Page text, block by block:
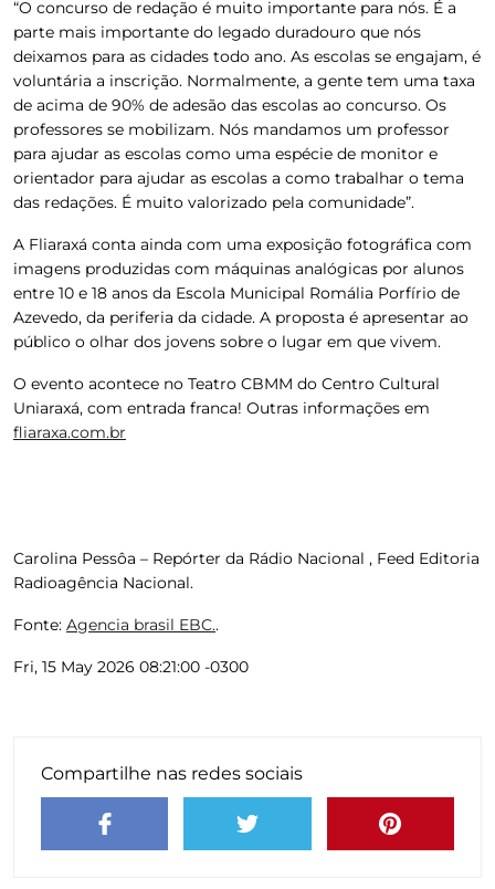
“O concurso de redação é muito importante para nós. É a
parte mais importante do legado duradouro que nós
deixamos para as cidades todo ano. As escolas se engajam, é
voluntária a inscrição. Normalmente, a gente tem uma taxa
de acima de 90% de adesão das escolas ao concurso. Os
professores se mobilizam. Nós mandamos um professor
para ajudar as escolas como uma espécie de monitor e
orientador para ajudar as escolas a como trabalhar o tema
das redações. É muito valorizado pela comunidade”.
A Fliaraxá conta ainda com uma exposição fotográfica com
imagens produzidas com máquinas analógicas por alunos
entre 10 e 18 anos da Escola Municipal Romália Porfírio de
Azevedo, da periferia da cidade. A proposta é apresentar ao
público o olhar dos jovens sobre o lugar em que vivem.
O evento acontece no Teatro CBMM do Centro Cultural
Uniaraxá, com entrada franca! Outras informações em
fliaraxa.com.br
Carolina Pessôa – Repórter da Rádio Nacional , Feed Editoria
Radioagência Nacional.
Fonte: Agencia brasil EBC..
Fri, 15 May 2026 08:21:00 -0300
Compartilhe nas redes sociais